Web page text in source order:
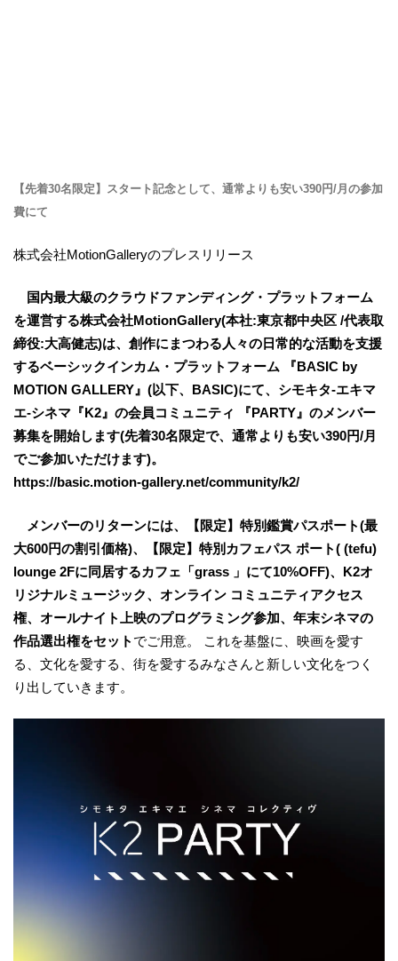
【先着30名限定】スタート記念として、通常よりも安い390円/月の参加
費にて
株式会社MotionGalleryのプレスリリース
国内最大級のクラウドファンディング・プラットフォーム
を運営する株式会社MotionGallery(本社:東京都中央区 /代表取
締役:大高健志)は、創作にまつわる人々の日常的な活動を支援
するベーシックインカム・プラットフォーム 『BASIC by
MOTION GALLERY』(以下、BASIC)にて、シモキタ-エキマ
エ-シネマ『K2』の会員コミュニティ 『PARTY』のメンバー
募集を開始します(先着30名限定で、通常よりも安い390円/月
でご参加いただけます)。
https://basic.motion-gallery.net/community/k2/
メンバーのリターンには、【限定】特別鑑賞パスポート(最
大600円の割引価格)、【限定】特別カフェパス ポート( (tefu)
lounge 2Fに同居するカフェ「grass 」にて10%OFF)、K2オ
リジナルミュージック、オンライン コミュニティアクセス
権、オールナイト上映のプログラミング参加、年末シネマの
作品選出権をセット でご用意。 これを基盤に、映画を愛す
る、文化を愛する、街を愛するみなさんと新しい文化をつく
り出していきます。